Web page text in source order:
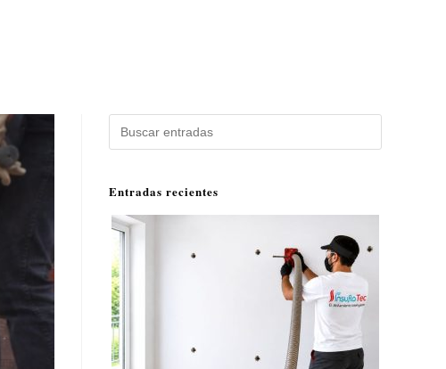
Entradas recientes